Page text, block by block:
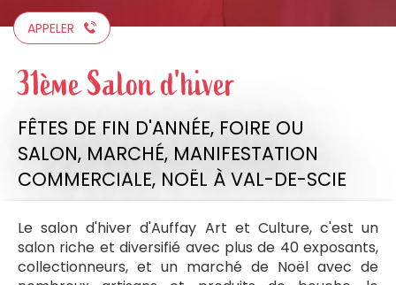
APPELER
31ème Salon d'hiver
FÊTES DE FIN D'ANNÉE, FOIRE OU
SALON, MARCHÉ, MANIFESTATION
COMMERCIALE, NOËL À VAL-DE-SCIE
Le salon d'hiver d'Auffay Art et Culture, c'est un
salon riche et diversifié avec plus de 40 exposants,
collectionneurs, et un marché de Noël avec de